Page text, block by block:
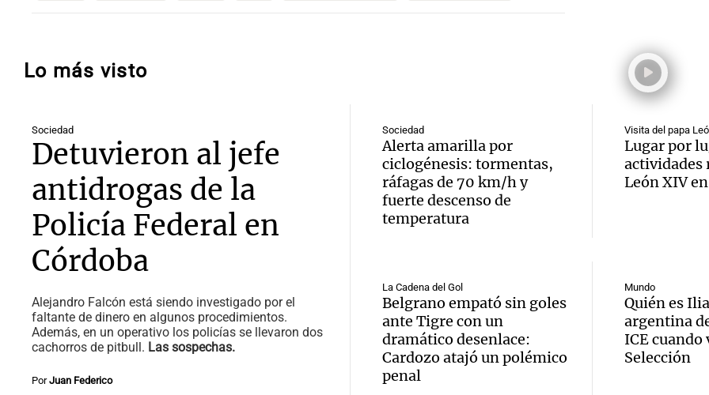
gente”
La
Episodios
caer a
de 17
en
Panorama
del
el
Panorama
Episodios
Audio.
la
en
Audio.
Lo más visto
Sociedad
Detuvieron al jefe
antidrogas de la
Policía Federal en
Córdoba
Alejandro Falcón está siendo investigado por el
faltante de dinero en algunos procedimientos.
Además, en un operativo los policías se llevaron dos
cachorros de pitbull. Las sospechas.
PorJuan Federico
Sociedad
Alerta amarilla por
ciclogénesis: tormentas,
ráfagas de 70 km/h y
fuerte descenso de
temperatura
Visita del papa
Lugar por
actividades
León XIV
La Cadena del Gol
Belgrano empató sin goles
ante Tigre con un
dramático desenlace:
Cardozo atajó un polémico
penal
Mundo
Quién es
argentina
ICE cuando
Selección